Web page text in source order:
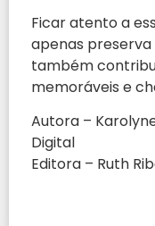
Ficar atento a
apenas
também
memoráveis e
Autora –
Digital
Editora – Ruth